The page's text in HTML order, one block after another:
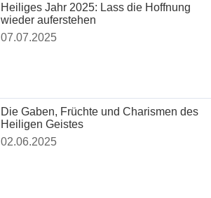
Heiliges Jahr 2025: Lass die Hoffnung
wieder auferstehen
07.07.2025
Die Gaben, Früchte und Charismen des
Heiligen Geistes
02.06.2025